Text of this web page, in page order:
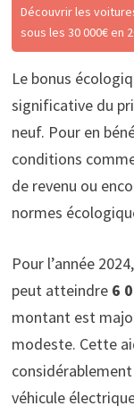
Découvrir les
sous les 30 000€ en
Le bonus
significative du
neuf. Pour en
conditions
de revenu ou
normes
Pour l’année
peut atteindre 6
montant est
modeste. Cette
considérablement
véhicule